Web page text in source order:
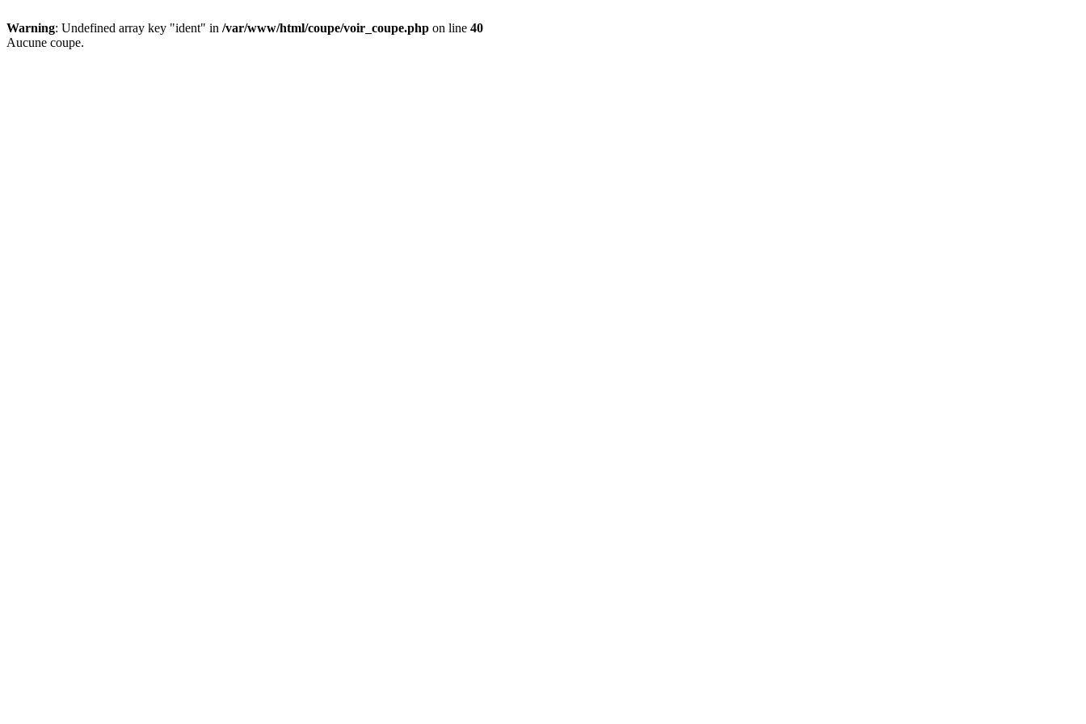
Warning: Undefined array key "ident" in /var/www/html/coupe/voir_coupe.php on line 40
Aucune coupe.